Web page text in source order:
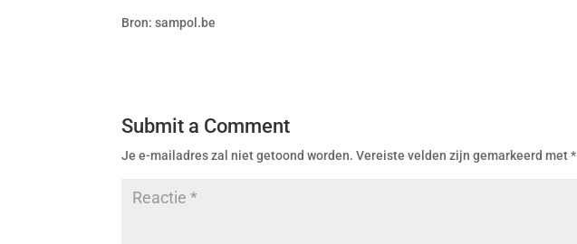
Bron: sampol.be
Submit a Comment
Je e-mailadres zal niet getoond worden. Vereiste velden zijn gemarkeerd met*